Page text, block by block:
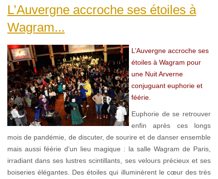
L’Auvergne accroche ses étoiles à
Wagram...
L’Auvergne accroche ses
étoiles à Wagram pour
une Nuit Arverne
conjuguant euphorie et
féérie.
Euphorie de se retrouver
enfin après ces longs
mois de pandémie, de discuter, de sourire et de danser ensemble
mais aussi féérie d’un lieu magique : la salle Wagram de Paris,
irradiant dans ses lustres scintillants, ses velours précieux et ses
boiseries élégantes. Des étoiles qui illuminèrent le cœur des très